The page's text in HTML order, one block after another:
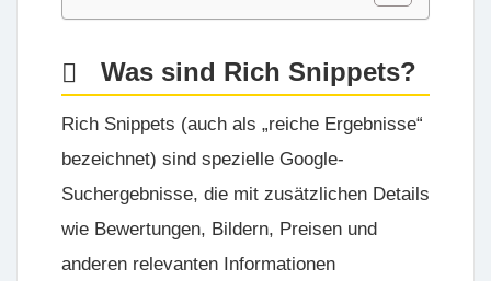
Was sind Rich Snippets?
Rich Snippets (auch als „reiche Ergebnisse“
bezeichnet) sind spezielle Google-
Suchergebnisse, die mit zusätzlichen Details
wie Bewertungen, Bildern, Preisen und
anderen relevanten Informationen